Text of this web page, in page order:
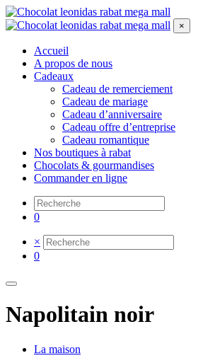
×
Accueil
A propos de nous
Cadeaux
Cadeau de remerciement
Cadeau de mariage
Cadeau d’anniversaire
Cadeau offre d’entreprise
Cadeau romantique
Nos boutiques à rabat
Chocolats & gourmandises
Commander en ligne
0
×
0
Napolitain noir
La maison